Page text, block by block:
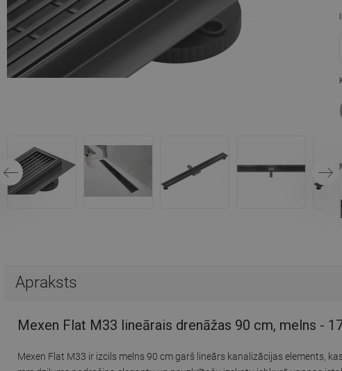
Apraksts
Mexen Flat M33 lineārais drenāžas 90 cm, melns -
Mexen Flat M33 ir izcils melns 90 cm garš lineārs kanalizācijas elements,